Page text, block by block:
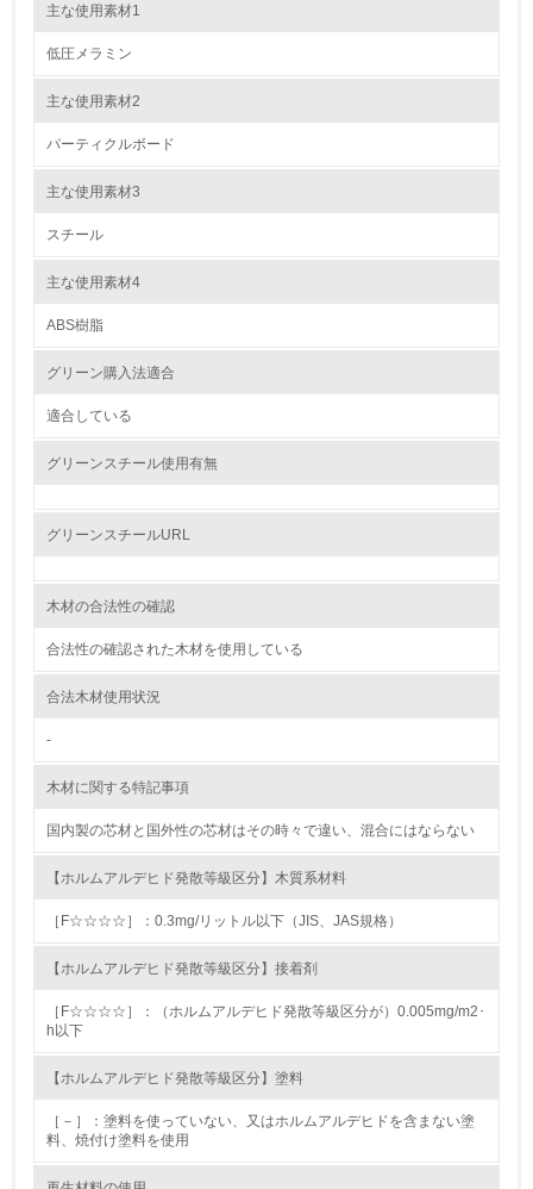
環境取り組み体制と成果を定期的に検証して次の活動に活
境対策を理解し、実践している
環境活動に関する規格やプログラムを導入している
油、ガス）の使用量削減の取り組みを行っている
<L2> 資源とエネルギーの使用量の把握をし、具体的な削
11.
<L1> 環境配慮型製品・サービスの製造・販売を積極的に
行っている
12.
<L2> 環境配慮型製品・サービスの製造・販売状況を把握
し、具体的な販売目標や計画を立てている
主な使用素材1
低圧メラミン
主な使用素材2
パーティクルボード
主な使用素材3
スチール
主な使用素材4
ABS樹脂
グリーン購入法適合
適合している
グリーンスチール使用有無
グリーンスチールURL
木材の合法性の確認
合法性の確認された木材を使用している
合法木材使用状況
-
木材に関する特記事項
国内製の芯材と国外性の芯材はその時々で違い、混合にはならない
【ホルムアルデヒド発散等級区分】木質系材料
［F☆☆☆☆］：0.3mg/リットル以下（JIS、JAS規格）
【ホルムアルデヒド発散等級区分】接着剤
［F☆☆☆☆］：（ホルムアルデヒド発散等級区分が）0.005mg/m2･
h以下
【ホルムアルデヒド発散等級区分】塗料
［－］：塗料を使っていない、又はホルムアルデヒドを含まない塗
料、焼付け塗料を使用